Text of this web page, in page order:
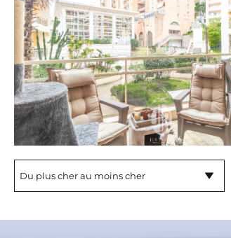
Du plus cher au moins cher